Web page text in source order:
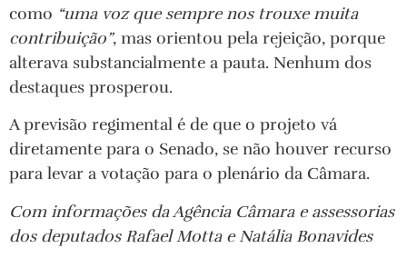
como “uma voz que sempre nos trouxe muita
contribuição”, mas orientou pela rejeição, porque
alterava substancialmente a pauta. Nenhum dos
destaques prosperou.
A previsão regimental é de que o projeto vá
diretamente para o Senado, se não houver recurso
para levar a votação para o plenário da Câmara.
Com informações da Agência Câmara e assessorias
dos deputados Rafael Motta e Natália Bonavides